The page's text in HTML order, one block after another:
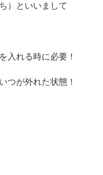
）といいまして
入れる時に必要！
つが外れた状態！